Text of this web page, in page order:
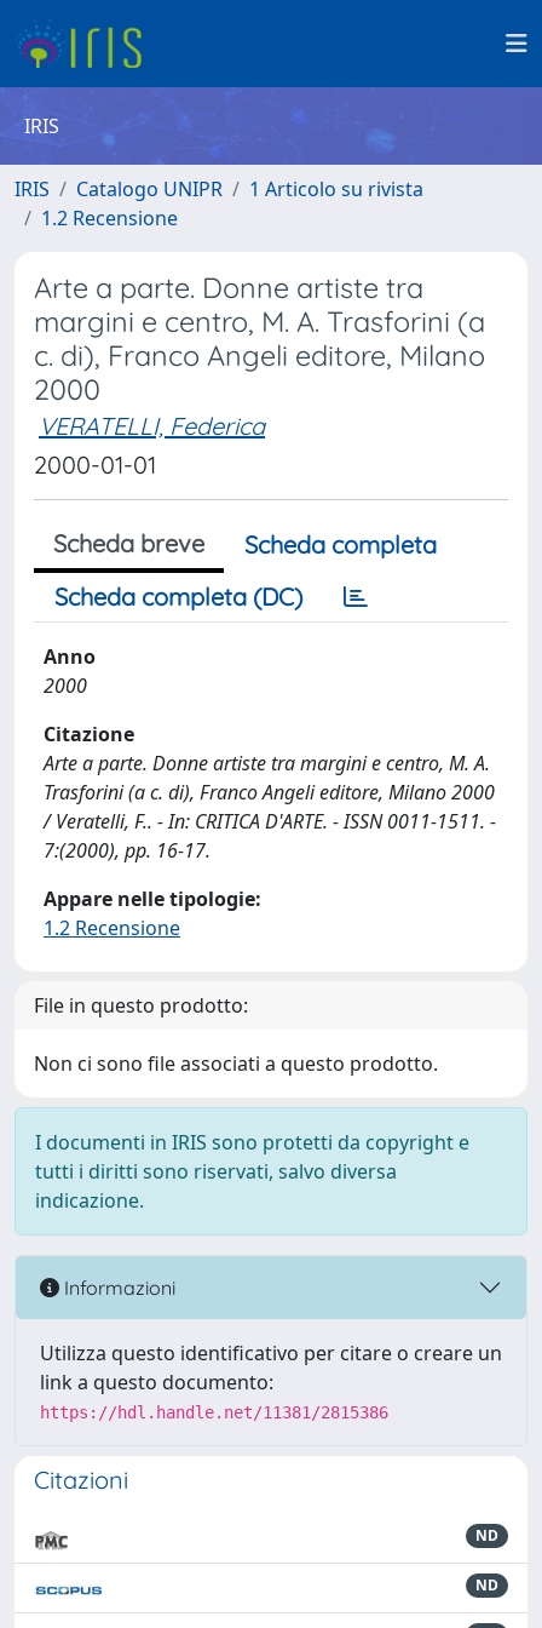
IRIS
IRIS Catalogo UNIPR
1 Articolo su rivista
1.2 Recensione
Arte a parte. Donne artiste tra
margini e centro, M. A. Trasforini (a
c. di), Franco Angeli editore, Milano
2000
VERATELLI, Federica
2000-01-01
Scheda breve
Scheda completa
Scheda completa (DC)
Anno
2000
Citazione
Arte a parte. Donne artiste tra margini e centro, M. A.
Trasforini (a c. di), Franco Angeli editore, Milano 2000
/ Veratelli, F.. - In: CRITICA D'ARTE. - ISSN 0011-1511. -
7:(2000), pp. 16-17.
Appare nelle tipologie:
1.2 Recensione
File in questo prodotto:
Non ci sono file associati a questo prodotto.
I documenti in IRIS sono protetti da copyright e
tutti i diritti sono riservati, salvo diversa
indicazione.
Informazioni
Utilizza questo identificativo per citare o creare un
link a questo documento:
https://hdl.handle.net/11381/2815386
Citazioni
ND
ND